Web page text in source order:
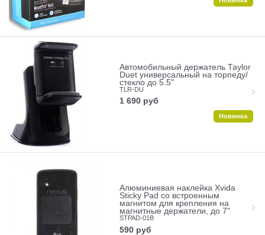
Автомобильный держатель Taylor
Duet универсальный на торпеду/
стекло до 5.5"
TLR-DU
1 690 руб
Новинка
Алюминиевая наклейка Xvida
Sticky Pad со встроенным
магнитом для крепления на
магнитные держатели, до 7"
STPAD-01B
590 руб